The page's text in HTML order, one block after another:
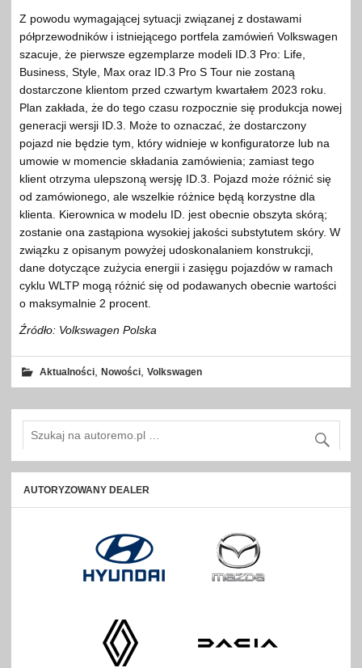
Z powodu wymagającej sytuacji związanej z dostawami
półprzewodników i istniejącego portfela zamówień Volkswagen
szacuje, że pierwsze egzemplarze modeli ID.3 Pro: Life,
Business, Style, Max oraz ID.3 Pro S Tour nie zostaną
dostarczone klientom przed czwartym kwartałem 2023 roku.
Plan zakłada, że do tego czasu rozpocznie się produkcja nowej
generacji wersji ID.3. Może to oznaczać, że dostarczony
pojazd nie będzie tym, który widnieje w konfiguratorze lub na
umowie w momencie składania zamówienia; zamiast tego
klient otrzyma ulepszoną wersję ID.3. Pojazd może różnić się
od zamówionego, ale wszelkie różnice będą korzystne dla
klienta. Kierownica w modelu ID. jest obecnie obszyta skórą;
zostanie ona zastąpiona wysokiej jakości substytutem skóry. W
związku z opisanym powyżej udoskonalaniem konstrukcji,
dane dotyczące zużycia energii i zasięgu pojazdów w ramach
cyklu WLTP mogą różnić się od podawanych obecnie wartości
o maksymalnie 2 procent.
Źródło: Volkswagen Polska
Aktualności ,Nowości ,Volkswagen
AUTORYZOWANY DEALER